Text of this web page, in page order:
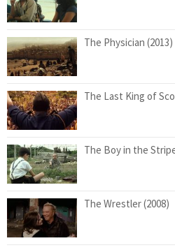
The Physician (2013)
The Last King of
The Boy in the
The Wrestler (2008)